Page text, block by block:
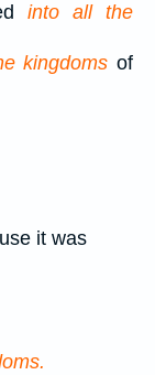
into all the
kingdoms of
it was